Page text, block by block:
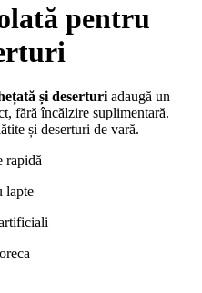
pentru
și deserturi adaugă un
fără încălzire suplimentară.
și deserturi de vară.
rapidă
lapte